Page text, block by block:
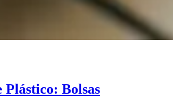
Plástico: Bolsas